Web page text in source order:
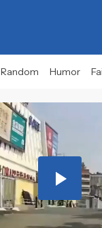
Random Humor
Play